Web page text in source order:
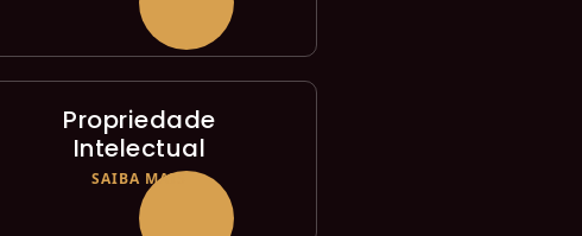
Propriedade
Intelectual
SAIBA MAIS